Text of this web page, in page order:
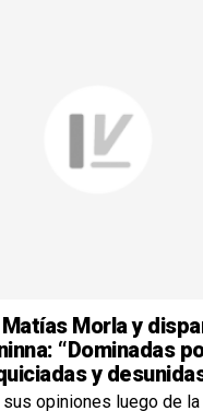
Morla y
“Dominadas
y
opiniones luego de la